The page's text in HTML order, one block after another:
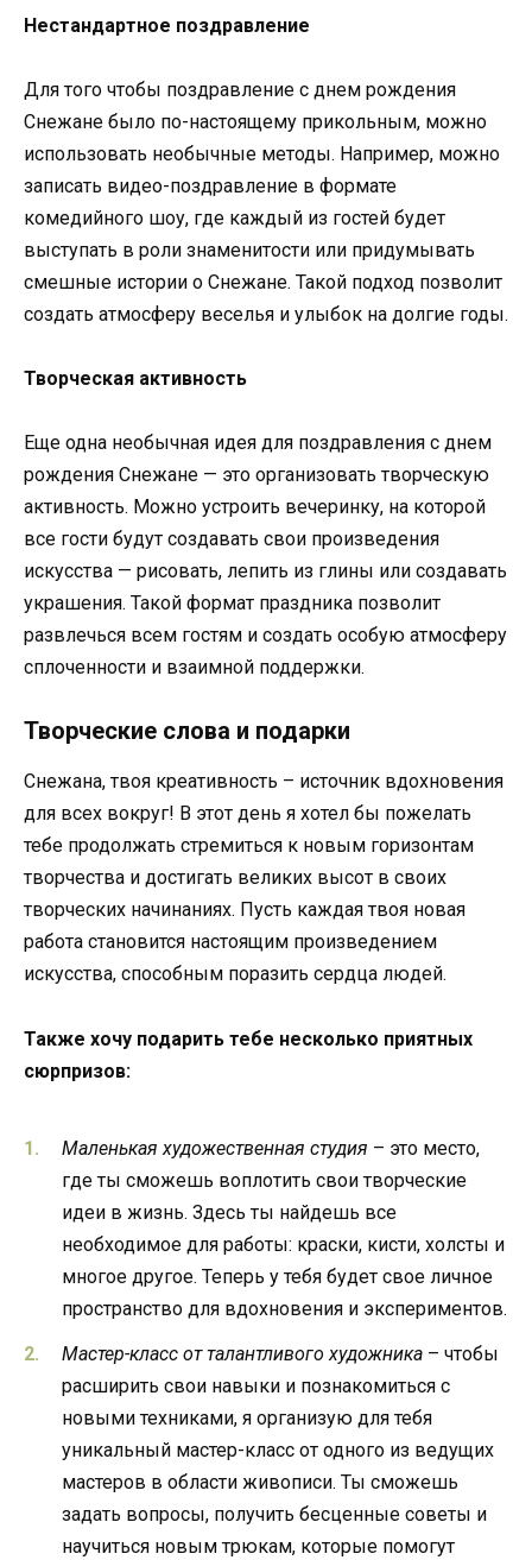
Нестандартное поздравление
Для того чтобы поздравление с днем рождения
Снежане было по-настоящему прикольным, можно
использовать необычные методы. Например, можно
записать видео-поздравление в формате
комедийного шоу, где каждый из гостей будет
выступать в роли знаменитости или придумывать
смешные истории о Снежане. Такой подход позволит
создать атмосферу веселья и улыбок на долгие годы.
Творческая активность
Еще одна необычная идея для поздравления с днем
рождения Снежане — это организовать творческую
активность. Можно устроить вечеринку, на которой
все гости будут создавать свои произведения
искусства — рисовать, лепить из глины или создавать
украшения. Такой формат праздника позволит
развлечься всем гостям и создать особую атмосферу
сплоченности и взаимной поддержки.
Творческие слова и подарки
Снежана, твоя креативность – источник вдохновения
для всех вокруг! В этот день я хотел бы пожелать
тебе продолжать стремиться к новым горизонтам
творчества и достигать великих высот в своих
творческих начинаниях. Пусть каждая твоя новая
работа становится настоящим произведением
искусства, способным поразить сердца людей.
Также хочу подарить тебе несколько приятных
сюрпризов:
Маленькая художественная студия – это место,
где ты сможешь воплотить свои творческие
идеи в жизнь. Здесь ты найдешь все
необходимое для работы: краски, кисти, холсты и
многое другое. Теперь у тебя будет свое личное
пространство для вдохновения и экспериментов.
Мастер-класс от талантливого художника – чтобы
расширить свои навыки и познакомиться с
новыми техниками, я организую для тебя
уникальный мастер-класс от одного из ведущих
мастеров в области живописи. Ты сможешь
задать вопросы, получить бесценные советы и
научиться новым трюкам, которые помогут